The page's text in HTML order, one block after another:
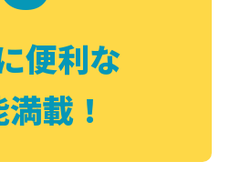
便利な
載！